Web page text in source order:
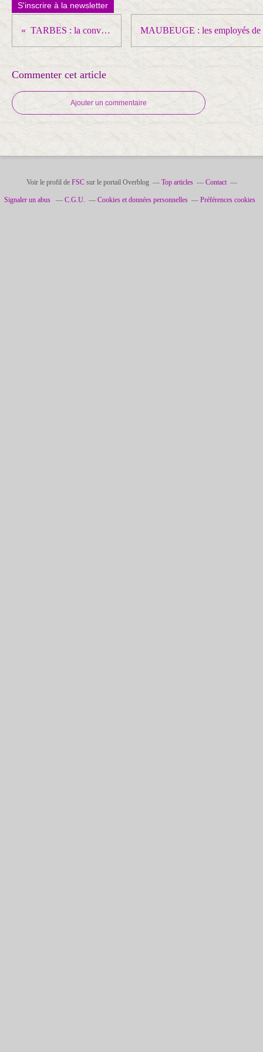
S'inscrire à la newsletter
TARBES : la convergence en marche
Commenter cet article
Ajouter un commentaire
Voir le profil de FSCsur le portail Overblog Top articles Contact
Signaler un abus C.G.U. Cookies et données personnelles Préférences cookies